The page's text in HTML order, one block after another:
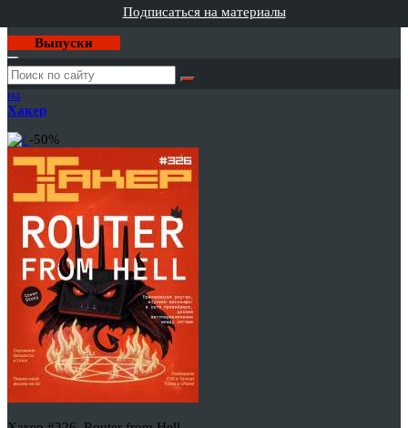
Подписаться на материалы
Выпуски
Годовая
подписка
на
Хакер
-50%